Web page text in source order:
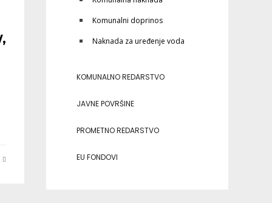
Komunalni doprinos
Naknada za uređenje voda
KOMUNALNO REDARSTVO
JAVNE POVRŠINE
PROMETNO REDARSTVO
EU FONDOVI